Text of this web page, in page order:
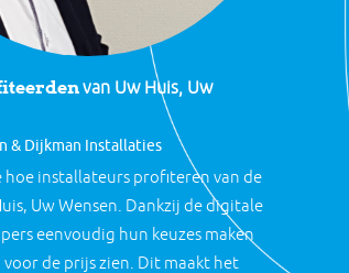
van Uw Huis, Uw
& Dijkman Installaties
hoe installateurs profiteren van de
Uw Wensen. Dankzij de digitale
eenvoudig hun keuzes maken
de prijs zien. Dit maakt het